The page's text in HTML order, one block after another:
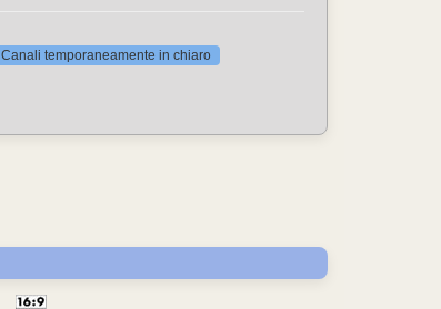
Canali temporaneamente in chiaro